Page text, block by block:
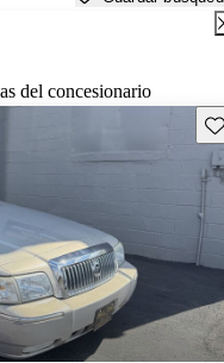
del concesionario